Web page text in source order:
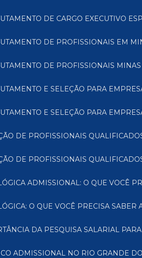
DE CARGO EXECUTIVO
DE PROFISSIONAIS EM
DE PROFISSIONAIS
E SELEÇÃO PARA
E SELEÇÃO PARA
DE PROFISSIONAIS
DE PROFISSIONAIS
ADMISSIONAL: O QUE VOCÊ
O QUE VOCÊ PRECISA SABER
DA PESQUISA SALARIAL
ADMISSIONAL NO RIO GRANDE